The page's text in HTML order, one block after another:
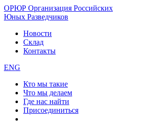
ОРЮР Организация Российских
Юных Разведчиков
Новости
Склад
Контакты
ENG
Кто мы такие
Что мы делаем
Где нас найти
Присоединиться